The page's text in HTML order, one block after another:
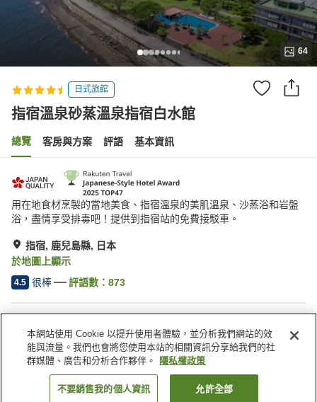
64
日式旅館
指宿溫泉砂蒸溫泉指宿白水館
總覽 客房與方案 評語 基本資訊
用在地食材烹製的當地美食、指宿溫泉的美肌溫泉、沙蒸浴和岩盤
浴，盡情享受排毒吧！提供到指宿站的免費接駁車。
指宿, 鹿兒島縣, 日本
於地圖上顯示
4.5 很棒 評語數： 873
停車場
岩盤浴
三溫暖
休息室
日本 鹿兒島縣 指宿 指宿溫泉砂蒸溫泉指宿白水館
找客房
本網站使用 Cookie 以提升使用者體驗，並分析我們網站的效
能與流量。我們也會將您使用本站的相關資訊分享給我們的社
群媒體、廣告和分析合作夥伴。
隱私權政策
不要銷售我的個人資訊 允許全部